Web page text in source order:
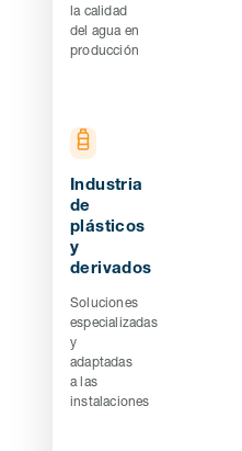
la calidad
del agua en
producción
Industria
de
plásticos
y
derivados
Soluciones
especializadas
y
adaptadas
a las
instalaciones